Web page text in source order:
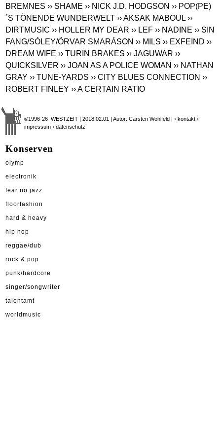
BREMNES ›› SHAME ›› NICK J.D. HODGSON ›› POP(PE)
´S TÖNENDE WUNDERWELT ›› AKSAK MABOUL ››
DIRTMUSIC ›› HOLLER MY DEAR ›› LEF ›› NADINE ›› SIN
FANG/SÓLEY/ÖRVAR SMARÁSON ›› MILS ›› EXFEIND ››
DREAM WIFE ›› TURIN BRAKES ›› JAGUWAR ››
QUICKSILVER ›› JOAN AS A POLICE WOMAN ›› NATHAN
GRAY ›› TUNE-YARDS ›› CITY BLUES CONNECTION ››
ROBERT FINLEY ›› A CERTAIN RATIO
©1996-26 WESTZEIT | 2018.02.01 | Autor: Carsten Wohlfeld |› kontakt ›
impressum › datenschutz
Konserven
olymp
electronik
fear no jazz
floorfashion
hard & heavy
hip hop
reggae/dub
rock & pop
punk/hardcore
singer/songwriter
talentamt
worldmusic